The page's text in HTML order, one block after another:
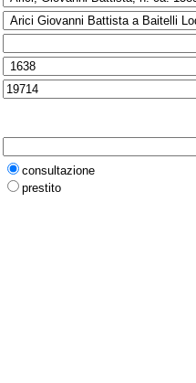
consultazione
prestito